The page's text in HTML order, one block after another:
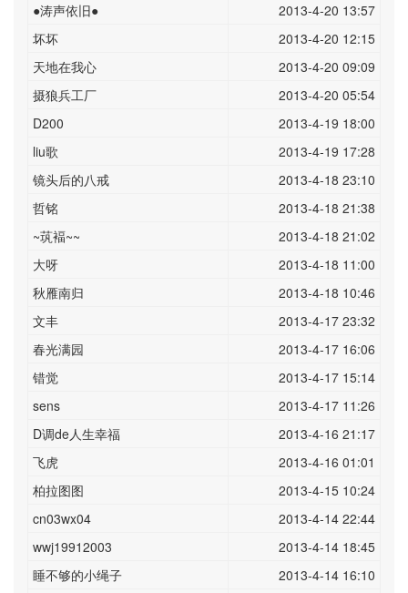
●涛声依旧●
2013-4-20 13:57
坏坏
2013-4-20 12:15
天地在我心
2013-4-20 09:09
摄狼兵工厂
2013-4-20 05:54
D200
2013-4-19 18:00
liu歌
2013-4-19 17:28
镜头后的八戒
2013-4-18 23:10
哲铭
2013-4-18 21:38
~茿褔~~
2013-4-18 21:02
大呀
2013-4-18 11:00
秋雁南归
2013-4-18 10:46
文丰
2013-4-17 23:32
春光满园
2013-4-17 16:06
错觉
2013-4-17 15:14
sens
2013-4-17 11:26
D调de人生幸福
2013-4-16 21:17
飞虎
2013-4-16 01:01
柏拉图图
2013-4-15 10:24
cn03wx04
2013-4-14 22:44
wwj19912003
2013-4-14 18:45
睡不够的小绳子
2013-4-14 16:10